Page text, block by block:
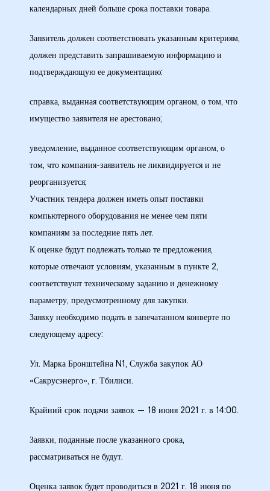
календарных дней больше срока поставки товара.
Заявитель должен соответствовать указанным критериям,
должен представить запрашиваемую информацию и
подтверждающую ее документацию:
справка, выданная соответствующим органом, о том, что
имущество заявителя не арестовано;
уведомление, выданное соответствующим органом, о
том, что компания-заявитель не ликвидируется и не
реорганизуется;
Участник тендера должен иметь опыт поставки
компьютерного оборудования не менее чем пяти
компаниям за последние пять лет.
К оценке будут подлежать только те предложения,
которые отвечают условиям, указанным в пункте 2,
соответствуют техническому заданию и денежному
параметру, предусмотренному для закупки.
Заявку необходимо подать в запечатанном конверте по
следующему адресу:
Ул. Марка Бронштейна N1, Служба закупок АО
«Сакрусэнерго», г. Тбилиси.
Крайний срок подачи заявок — 18 июня 2021 г. в 14:00.
Заявки, поданные после указанного срока,
рассматриваться не будут.
Оценка заявок будет проводиться в 2021 г. 18 июня по